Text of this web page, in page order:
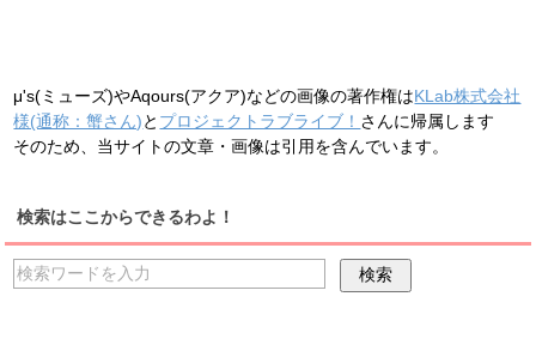
μ's(ミューズ)やAqours(アクア)などの画像の著作権はKLab株式会社
様(通称：蟹さん)と プロジェクトラブライブ！ さんに帰属します
そのため、当サイトの文章・画像は引用を含んでいます。
検索はここからできるわよ！